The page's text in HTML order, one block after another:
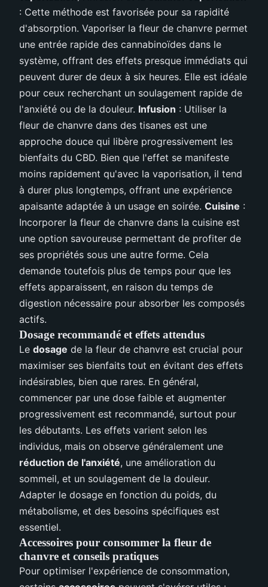
: Cette méthode est favorisée pour sa rapidité
d'absorption. Vaporiser la fleur de chanvre permet
une entrée rapide des cannabinoïdes dans le
système, offrant des effets presque immédiats qui
peuvent durer de deux à six heures. Elle est idéale
pour ceux recherchant un soulagement rapide de
l'anxiété ou de la douleur. Infusion : Utiliser la
fleur de chanvre dans des tisanes est une
approche douce qui libère progressivement les
bienfaits du CBD. Bien que l'effet se manifeste
moins rapidement qu'avec la vaporisation, il tend
à durer plus longtemps, offrant une expérience
apaisante adaptée à un usage en soirée. Cuisine :
Incorporer la fleur de chanvre dans la cuisine est
une option savoureuse permettant de profiter de
ses propriétés sous une autre forme. Cela
demande toutefois plus de temps pour que les
effets apparaissent, en raison du temps de
digestion nécessaire pour absorber les composés
actifs.
Dosage recommandé et effets attendus
Le dosage de la fleur de chanvre est crucial pour
maximiser ses bienfaits tout en évitant des effets
indésirables, bien que rares. En général,
commencer par une dose faible et augmenter
progressivement est recommandé, surtout pour
les débutants. Les effets varient selon les
individus, mais on observe généralement une
réduction de l'anxiété, une amélioration du
sommeil, et un soulagement de la douleur.
Adapter le dosage en fonction du poids, du
métabolisme, et des besoins spécifiques est
essentiel.
Accessoires pour consommer la fleur de
chanvre et conseils pratiques
Pour optimiser l'expérience de consommation,